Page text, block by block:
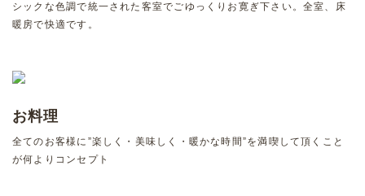
シックな色調で統一された客室でごゆっくりお寛ぎ下さい。全室、床
暖房で快適です。
お料理
全てのお客様に”楽しく・美味しく・暖かな時間”を満喫して頂くこと
が何よりコンセプト